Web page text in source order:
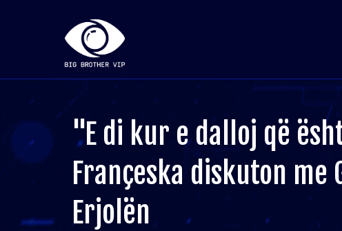
"E di kur e dalloj që
Françeska diskuton me
Erjolën